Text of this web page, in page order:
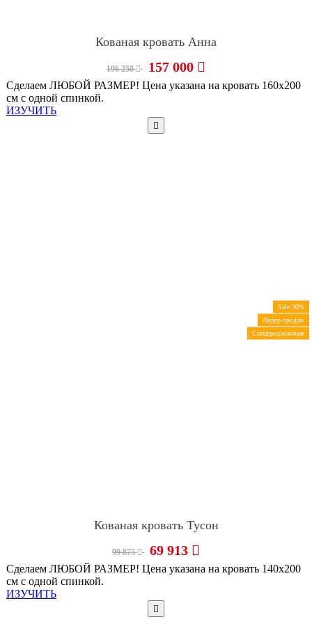
Кованая кровать Анна
196 250 157 000
Сделаем ЛЮБОЙ РАЗМЕР! Цена указана на кровать 160х200
см с одной спинкой.
ИЗУЧИТЬ
Sale 30%
Лидер продаж
Спецпредложение
Кованая кровать Тусон
99 875 69 913
Сделаем ЛЮБОЙ РАЗМЕР! Цена указана на кровать 140х200
см с одной спинкой.
ИЗУЧИТЬ